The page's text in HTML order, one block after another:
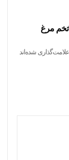
مرغ
شده‌اند